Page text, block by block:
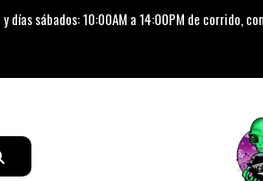
días sábados: 10:00AM a 14:00PM de